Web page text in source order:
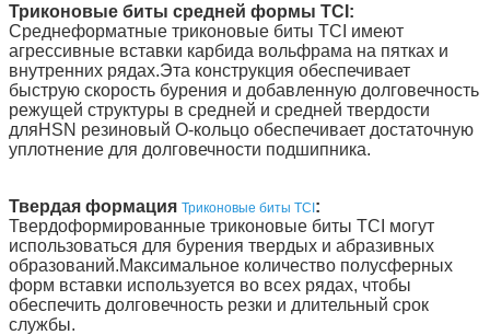
Триконовые биты средней формы TCI:
Среднеформатные триконовые биты TCI имеют
агрессивные вставки карбида вольфрама на пятках и
внутренних рядах.Эта конструкция обеспечивает
быструю скорость бурения и добавленную долговечность
режущей структуры в средней и средней твердости
дляHSN резиновый O-кольцо обеспечивает достаточную
уплотнение для долговечности подшипника.
Твердая формация Триконовые биты TCI:
Твердоформированные триконовые биты TCI могут
использоваться для бурения твердых и абразивных
образований.Максимальное количество полусферных
форм вставки используется во всех рядах, чтобы
обеспечить долговечность резки и длительный срок
службы.